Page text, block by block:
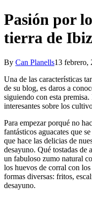
Pasión por
tierra de
By Can Planells13 febrero,
Una de las características
de su blog, es daros a
siguiendo con esta
interesantes sobre los
Para empezar porqué no
fantásticos aguacates que
que hace las delicias de
desayuno. Qué tostadas de
un fabuloso zumo natural
los huevos de corral con
formas diversas: fritos,
desayuno.